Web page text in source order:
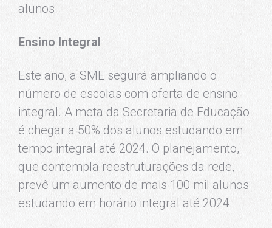
alunos.
Ensino Integral
Este ano, a SME seguirá ampliando o
número de escolas com oferta de ensino
integral. A meta da Secretaria de Educação
é chegar a 50% dos alunos estudando em
tempo integral até 2024. O planejamento,
que contempla reestruturações da rede,
prevê um aumento de mais 100 mil alunos
estudando em horário integral até 2024.